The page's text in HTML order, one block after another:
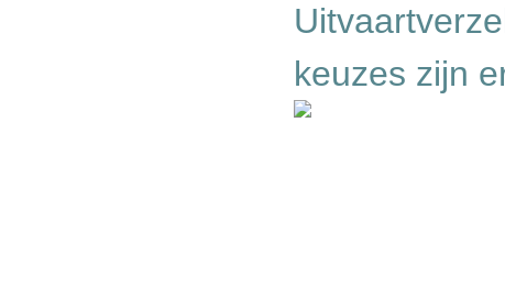
keuzes zijn